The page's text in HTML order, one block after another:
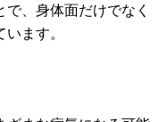
、身体面だけでなく
ます。